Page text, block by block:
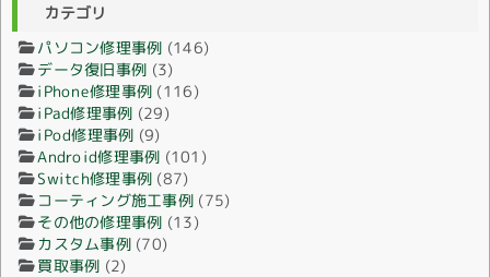
カテゴリ
パソコン修理事例 (146)
データ復旧事例 (3)
iPhone修理事例 (116)
iPad修理事例 (29)
iPod修理事例 (9)
Android修理事例 (101)
Switch修理事例 (87)
コーティング施工事例 (75)
その他の修理事例 (13)
カスタム事例(70)
買取事例 (2)